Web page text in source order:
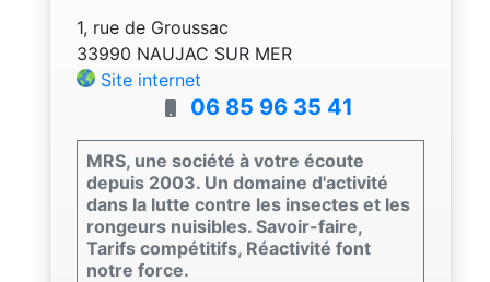
1, rue de Groussac
33990 NAUJAC SUR MER
Site internet
06 85 96 35 41
MRS, une société à votre écoute
depuis 2003. Un domaine d'activité
dans la lutte contre les insectes et les
rongeurs nuisibles. Savoir-faire,
Tarifs compétitifs, Réactivité font
notre force.